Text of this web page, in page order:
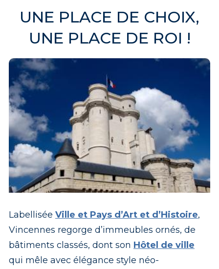
UNE PLACE DE CHOIX,
UNE PLACE DE ROI !
Labellisée Ville et Pays d’Art et d’Histoire,
Vincennes regorge d’immeubles ornés, de
bâtiments classés, dont son Hôtel de ville
qui mêle avec élégance style néo-